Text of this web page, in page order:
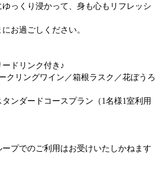
っくり浸かって、身も心もリフレッシ
お過ごしください。
ードリンク付き♪
クリングワイン／箱根ラスク／花ぼうろ
ンダードコースプラン（1名様1室利用
プでのご利用はお受けいたしかねます